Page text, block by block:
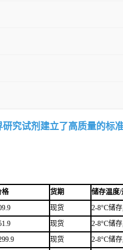
究试剂建立了高质量的标
格 货期
储存温度
现货
2-8°C储
现货
2-8°C储
现货
2-8°C储